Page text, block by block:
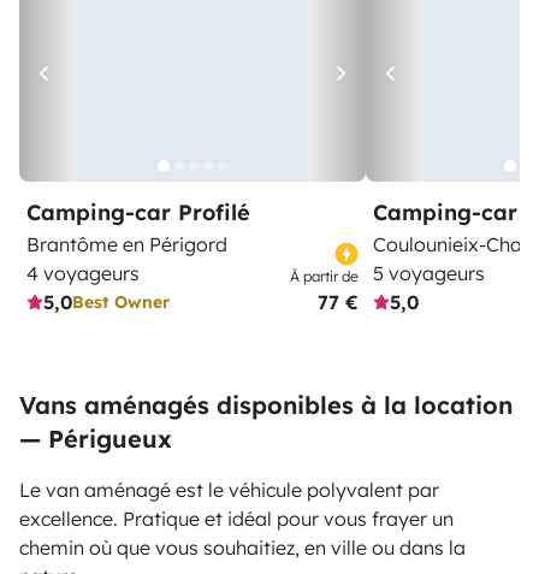
Camping-car Profilé
Brantôme en Périgord
4 voyageurs
5,0Best Owner
À partir de
77 €
Camping-car
Coulounieix-
5 voyageurs
5,0
Vans aménagés disponibles à la location
— Périgueux
Le van aménagé est le véhicule polyvalent par
excellence. Pratique et idéal pour vous frayer un
chemin où que vous souhaitiez, en ville ou dans la